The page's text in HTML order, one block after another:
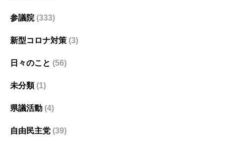
参議院(333)
新型コロナ対策 (3)
日々のこと (56)
未分類(1)
県議活動 (4)
自由民主党 (39)